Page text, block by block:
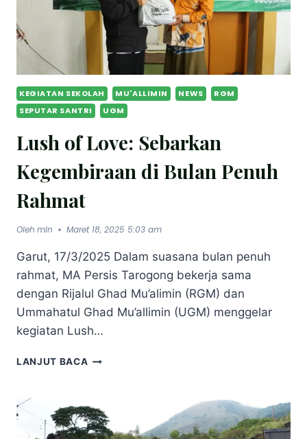
KEGIATAN SEKOLAH MU'ALLIMIN NEWS
RGM
SEPUTAR SANTRI
UGM
Lush of Love: Sebarkan
Kegembiraan di Bulan Penuh
Rahmat
Oleh mln Maret 18, 2025 5:03 am
Garut, 17/3/2025 Dalam suasana bulan penuh
rahmat, MA Persis Tarogong bekerja sama
dengan Rijalul Ghad Mu’alimin (RGM) dan
Ummahatul Ghad Mu’allimin (UGM) menggelar
kegiatan Lush…
LANJUT BACA